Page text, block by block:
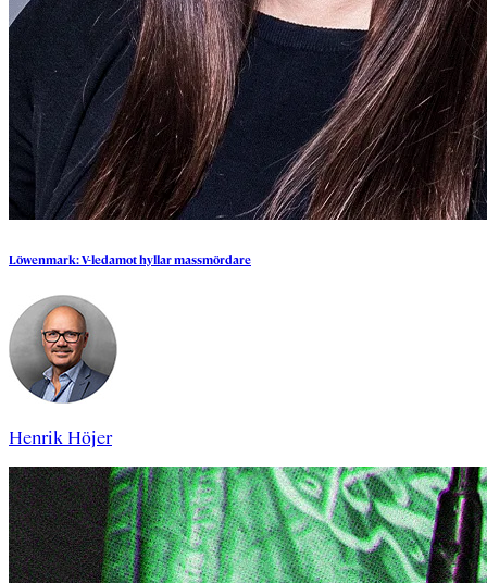
Löwenmark:V-ledamothyllarmassmördare
Henrik Höjer